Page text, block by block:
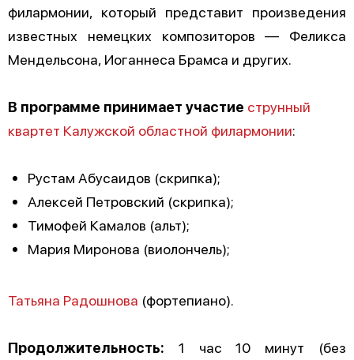
филармонии, который представит произведения
известных немецких композиторов — Феликса
Мендельсона, Иоганнеса Брамса и других.
В программе принимает участие струнный
квартет Калужской областной филармонии:
Рустам Абусаидов (скрипка);
Алексей Петровский (скрипка);
Тимофей Камалов (альт);
Мария Миронова (виолончель);
Татьяна Радошнова (фортепиано).
Продолжительность: 1 час 10 минут (без